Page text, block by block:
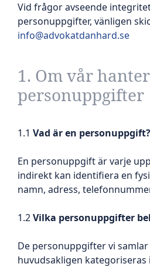
Vid frågor avseende
personuppgifter, vänligen
info@advokatdanhard.se
1. Om vår
personuppgifter
1.1 Vad är en personuppgift?
En personuppgift är varje
indirekt kan identifiera en
namn, adress,
1.2Vilka personuppgifter
De personuppgifter vi
huvudsakligen